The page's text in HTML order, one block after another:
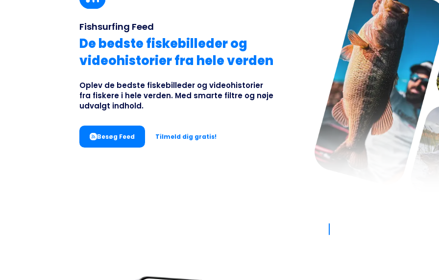
Om
Fishsurfing Feed
De bedste fiskebilleder og
videohistorier fra hele verden
Oplev de bedste fiskebilleder og videohistorier
fra fiskere i hele verden. Med smarte filtre og nøje
udvalgt indhold.
Besøg Feed Tilmeld dig gratis!